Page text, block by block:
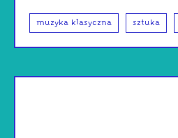
muzyka klasyczna sztuka